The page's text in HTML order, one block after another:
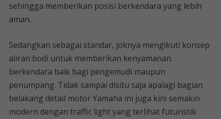
sehingga memberikan posisi berkendara yang lebih
aman.
Sedangkan sebagai standar, joknya mengikuti konsep
aliran bodi untuk memberikan kenyamanan
berkendara baik bagi pengemudi maupun
penumpang. Tidak sampai disitu saja apalagi bagian
belakang detail motor Yamaha ini juga kini semakin
modern dengan traffic light yang terlihat futuristik